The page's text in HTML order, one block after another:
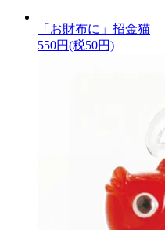
「お財布に」招金猫
550円(税50円)